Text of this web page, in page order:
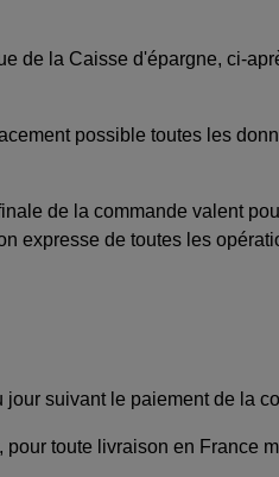
de la Caisse d'épargne, ci-
possible toutes les
de la commande valent
expresse de toutes les
suivant le paiement de la
toute livraison en France